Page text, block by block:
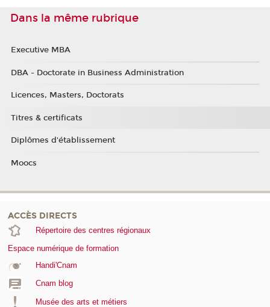
Dans la même rubrique
Executive MBA
DBA - Doctorate in Business Administration
Licences, Masters, Doctorats
Titres & certificats
Diplômes d'établissement
Moocs
ACCÈS DIRECTS
Répertoire des centres régionaux
Espace numérique de formation
Handi'Cnam
Cnam blog
Musée des arts et métiers